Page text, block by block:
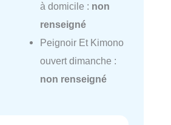
à domicile : non
renseigné
Peignoir Et Kimono
ouvert dimanche :
non renseigné